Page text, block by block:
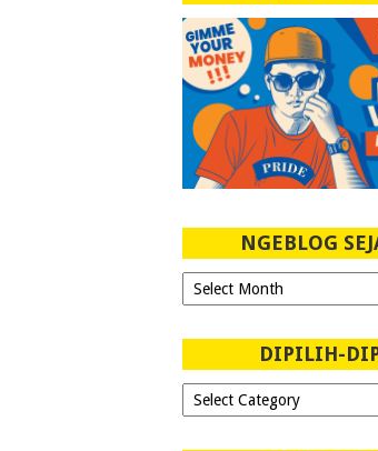
NGEBLOG
Ngeblog
Sejak
DIPILIH-
Dipilih-
dipilih..